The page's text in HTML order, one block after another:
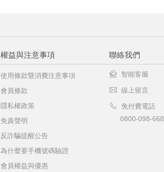
權益與注意事項
使用條款暨消費注意事項
會員條款
隱私權政策
免責聲明
反詐騙提醒公告
為什麼要手機號碼驗證
會員權益與優惠
聯絡我們
智能客服
線上留言
免付費電話
0800-098-668